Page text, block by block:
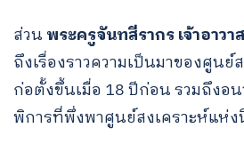
ส่วน พระครูจันทสีรากร เจ้าอาว
ถึงเรื่องราวความเป็นมาของศูนย์
ก่อตั้งขึ้นเมื่อ 18 ปีก่อน รวมถึงอ
พิการที่พึ่งพาศูนย์สงเคราะห์แห่